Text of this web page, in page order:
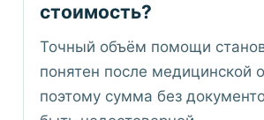
стоимость?
Точный объём помощи
понятен после медицинской
поэтому сумма без